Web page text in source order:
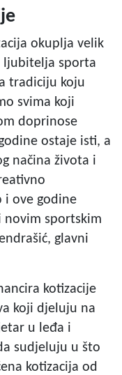
okuplja velik
ljubitelja sporta
tradiciju koju
svima koji
doprinose
ostaje isti, a
načina života i
i ove godine
sportskim
glavni
kotizacije
koji djeluju na
u leđa i
sudjeluju u što
kotizacija od